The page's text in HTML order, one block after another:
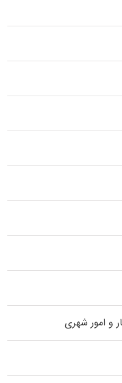
و امور شهری